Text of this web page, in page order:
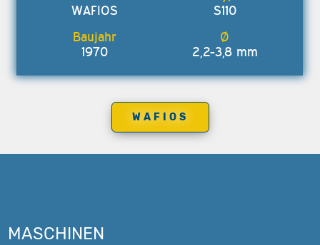
WAFIOS S110
1970 2,2-3,8 mm
WAFIOS
MASCHINEN